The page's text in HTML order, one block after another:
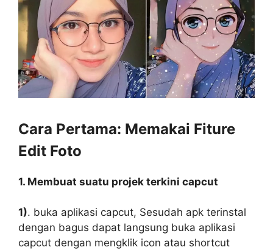
Cara Pertama: Memakai Fiture
Edit Foto
1. Membuat suatu projek terkini capcut
1). buka aplikasi capcut, Sesudah apk terinstal
dengan bagus dapat langsung buka aplikasi
capcut dengan mengklik icon atau shortcut